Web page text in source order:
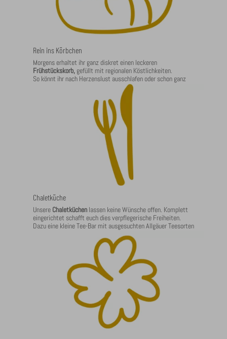
Rein ins Körbchen
Morgens erhaltet ihr ganz diskret einen leckeren
Frühstückskorb,gefüllt mit regionalen Köstlichkeiten.
So könnt ihr nach Herzenslust ausschlafen oder schon ganz
früh in die Oberstdorfer Berge starten. Frische Eier direkt vom
Chaletküche
Unsere Chaletküchenlassen keine Wünsche offen. Komplett
eingerichtet schafft euch dies verpflegerische Freiheiten.
Dazu eine kleine Tee-Bar mit ausgesuchten Allgäuer Teesorten
und eine Nespresso Maschine für eure Kaffee- & Espresso-